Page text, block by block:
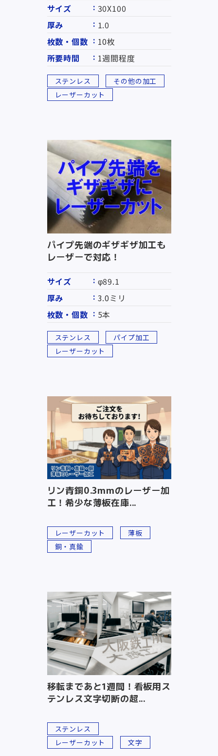
サイズ
30X100
厚み
1.0
枚数・個数
10枚
所要時間
1週間程度
ステンレス
その他の加工
レーザーカット
パイプ先端のギザギザ加工も
レーザーで対応！
サイズ
φ89.1
厚み
3.0ミリ
枚数・個数
5本
ステンレス
パイプ加工
レーザーカット
リン青銅0.3mmのレーザー加
工！希少な薄板在庫...
レーザーカット
薄板
銅・真鍮
移転まであと1週間！看板用ス
テンレス文字切断の超...
ステンレス
レーザーカット
文字